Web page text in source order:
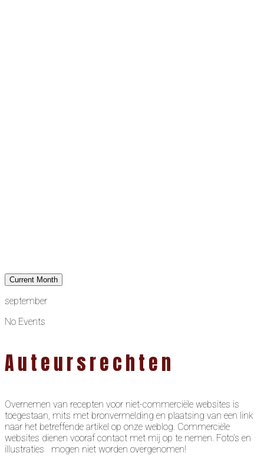
Current Month
september
No Events
Auteursrechten
Overnemen van recepten voor niet-commerciële websites is
toegestaan, mits met bronvermelding en plaatsing van een link
naar het betreffende artikel op onze weblog. Commerciële
websites dienen vooraf contact met mij op te nemen. Foto’s en
illustraties mogen niet worden overgenomen!